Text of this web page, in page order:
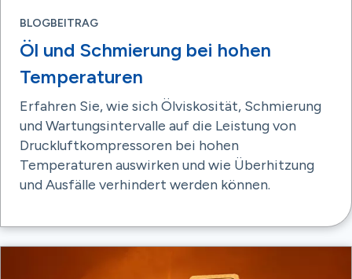
BLOGBEITRAG
Öl und Schmierung bei hohen
Temperaturen
Erfahren Sie, wie sich Ölviskosität, Schmierung
und Wartungsintervalle auf die Leistung von
Druckluftkompressoren bei hohen
Temperaturen auswirken und wie Überhitzung
und Ausfälle verhindert werden können.